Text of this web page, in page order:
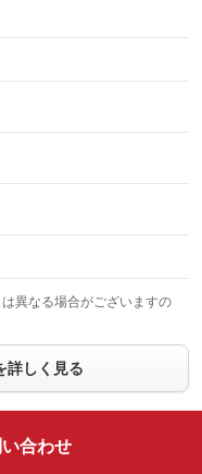
ートヒーター
装備あり
ロントカメラ
装備なし
周囲カメラ
装備なし
ーフレール
装備なし
異なる場合がございますの
詳しく見る
合わせ